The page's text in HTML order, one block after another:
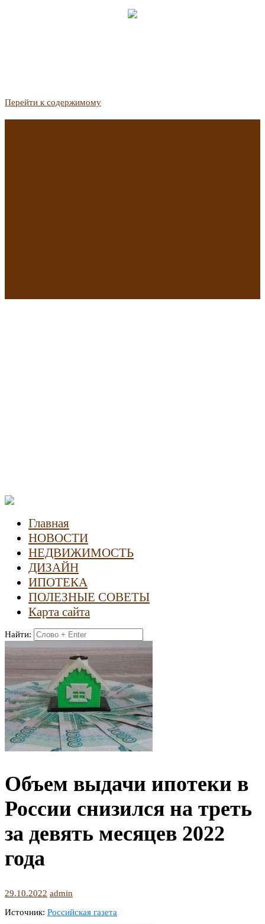
Перейти к содержимому
Главная
НОВОСТИ
НЕДВИЖИМОСТЬ
ДИЗАЙН
ИПОТЕКА
ПОЛЕЗНЫЕ СОВЕТЫ
Карта сайта
Найти:
Объем выдачи ипотеки в
России снизился на треть
за девять месяцев 2022
года
29.10.2022 admin
Источник: Российская газета